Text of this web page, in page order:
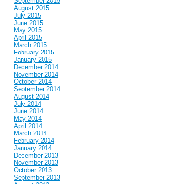
August 2015
July 2015
June 2015
May 2015
April 2015
March 2015
February 2015
January 2015
December 2014
November 2014
October 2014
September 2014
August 2014
July 2014
June 2014
May 2014
April 2014
March 2014
February 2014
January 2014
December 2013
November 2013
October 2013
September 2013